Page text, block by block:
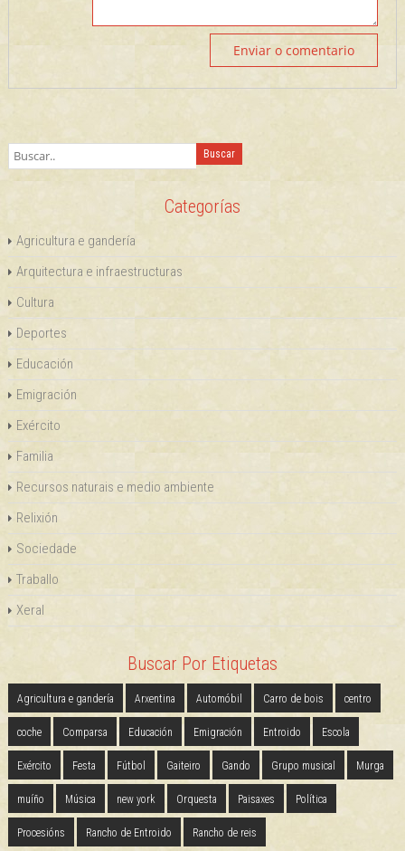
Categorías
Agricultura e gandería
Arquitectura e infraestructuras
Cultura
Deportes
Educación
Emigración
Exército
Familia
Recursos naturais e medio ambiente
Relixión
Sociedade
Traballo
Xeral
Buscar Por Etiquetas
Agricultura e gandería Arxentina Automóbil Carro de bois centro
coche Comparsa Educación Emigración Entroido Escola
Exército Festa Fútbol Gaiteiro Gando Grupo musical Murga
muíño Música new york Orquesta Paisaxes Política
Procesións Rancho de Entroido Rancho de reis